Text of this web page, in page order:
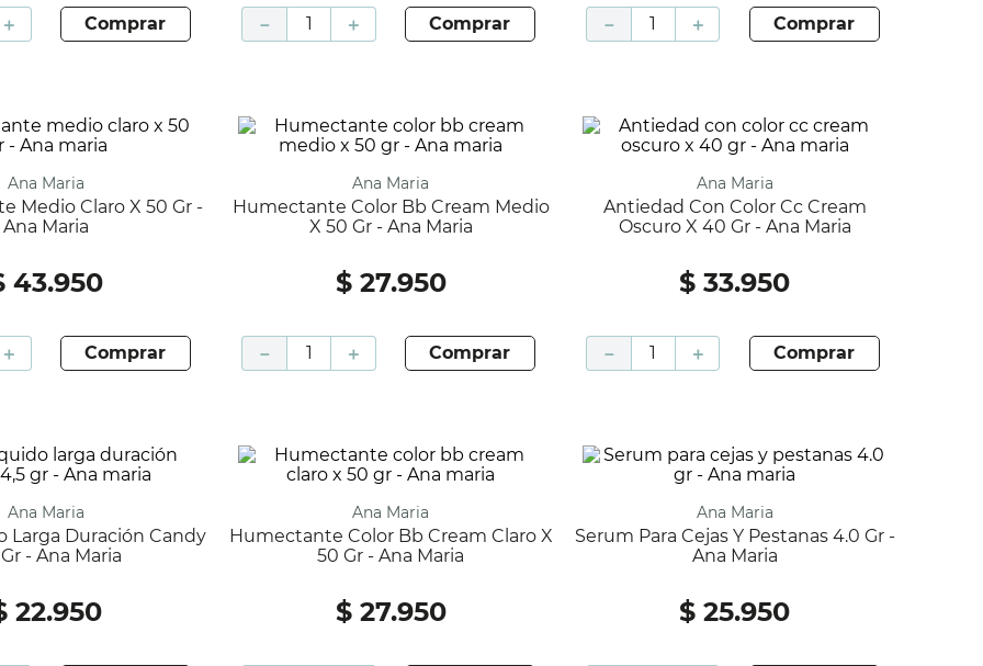
＋ comprar ＋
－ comprar ＋
－ comprar
Ana Maria
Ana Maria
43.950
＋ comprar
Ana Maria
Humectante Color Bb Cream Medio
X 50 Gr - Ana Maria
$ 27.950
＋
－ comprar
Ana Maria
Antiedad Con Color Cc Cream
Oscuro X 40 Gr - Ana Maria
$ 33.950
＋
－ comprar
Ana Maria
- Ana Maria
22.950
Ana Maria
Humectante Color Bb Cream Claro X
50 Gr - Ana Maria
$ 27.950
Ana Maria
Serum Para Cejas Y Pestanas 4.0 Gr -
Ana Maria
$ 25.950